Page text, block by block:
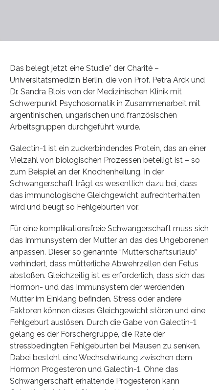
Das belegt jetzt eine Studie* der Charité –
Universitätsmedizin Berlin, die von Prof. Petra Arck und
Dr. Sandra Blois von der Medizinischen Klinik mit
Schwerpunkt Psychosomatik in Zusammenarbeit mit
argentinischen, ungarischen und französischen
Arbeitsgruppen durchgeführt wurde.
Galectin-1 ist ein zuckerbindendes Protein, das an einer
Vielzahl von biologischen Prozessen beteiligt ist – so
zum Beispiel an der Knochenheilung. In der
Schwangerschaft trägt es wesentlich dazu bei, dass
das immunologische Gleichgewicht aufrechterhalten
wird und beugt so Fehlgeburten vor.
Für eine komplikationsfreie Schwangerschaft muss sich
das Immunsystem der Mutter an das des Ungeborenen
anpassen. Dieser so genannte “Mutterschaftsurlaub”
verhindert, dass mütterliche Abwehrzellen den Fetus
abstoßen. Gleichzeitig ist es erforderlich, dass sich das
Hormon- und das Immunsystem der werdenden
Mutter im Einklang befinden. Stress oder andere
Faktoren können dieses Gleichgewicht stören und eine
Fehlgeburt auslösen. Durch die Gabe von Galectin-1
gelang es der Forschergruppe, die Rate der
stressbedingten Fehlgeburten bei Mäusen zu senken.
Dabei besteht eine Wechselwirkung zwischen dem
Hormon Progesteron und Galectin-1. Ohne das
Schwangerschaft erhaltende Progesteron kann